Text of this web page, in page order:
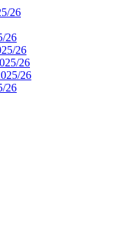
26
26
26
26
26
26